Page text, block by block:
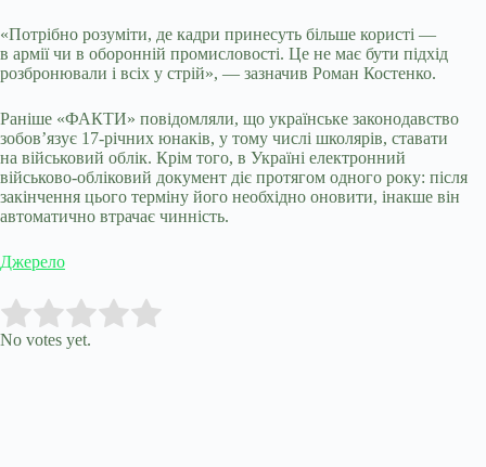
«Потрібно розуміти, де кадри принесуть більше користі —
в армії чи в оборонній промисловості. Це не має бути підхід
розбронювали і всіх у стрій», — зазначив Роман Костенко.
Раніше «ФАКТИ» повідомляли, що українське законодавство
зобов’язує 17-річних юнаків, у тому числі школярів, ставати
на військовий облік. Крім того, в Україні електронний
військово-обліковий документ діє протягом одного року: після
закінчення цього терміну його необхідно оновити, інакше він
автоматично втрачає чинність.
Джерело
Rate this item:
No votes yet.